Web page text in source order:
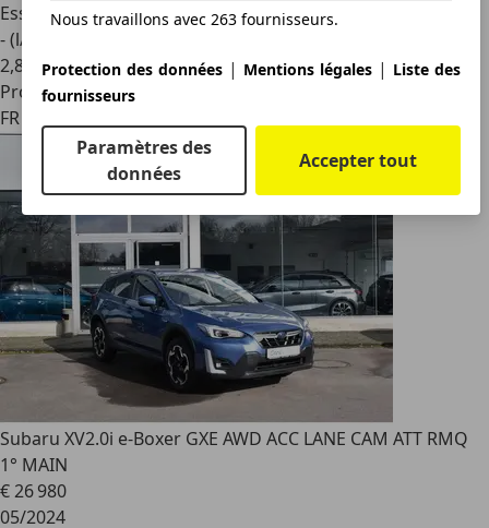
Essence
- (l/100 km)
2,8
Professionnel
FR 93390
Subaru XV2.0i e-Boxer GXE AWD ACC LANE CAM ATT RMQ
1° MAIN
€ 26 980
05/2024
Nous travaillons avec 263 fournisseurs.
Protection des données | Mentions légales | Liste des
fournisseurs
Paramètres des
données
Accepter tout